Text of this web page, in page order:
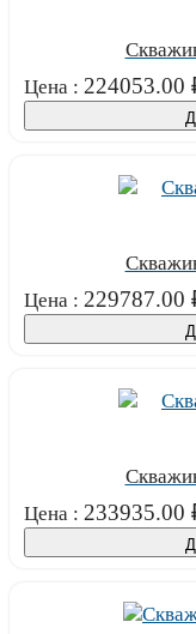
Цена : 224053.00
Цена : 229787.00
Цена : 233935.00